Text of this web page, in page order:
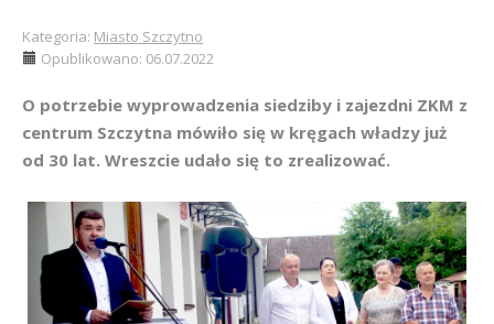
Kategoria: Miasto Szczytno
Opublikowano: 06.07.2022
O potrzebie wyprowadzenia siedziby i zajezdni ZKM z
centrum Szczytna mówiło się w kręgach władzy już
od 30 lat. Wreszcie udało się to zrealizować.